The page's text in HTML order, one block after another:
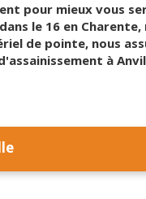
pour mieux vous
le 16 en
de pointe, nous
à